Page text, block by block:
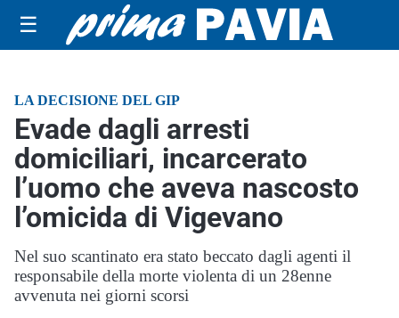
☰
LA DECISIONE DEL GIP
Evade dagli arresti
domiciliari, incarcerato
l’uomo che aveva nascosto
l’omicida di Vigevano
Nel suo scantinato era stato beccato dagli agenti il
responsabile della morte violenta di un 28enne
avvenuta nei giorni scorsi